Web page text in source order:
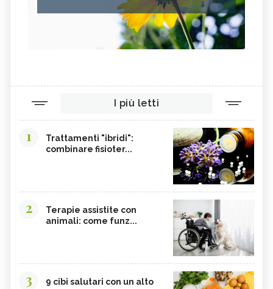
I più letti
1
Trattamenti "ibridi":
combinare fisioter...
2
Terapie assistite con
animali: come funz...
3
9 cibi salutari con un alto